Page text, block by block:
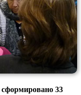
сформировано 33